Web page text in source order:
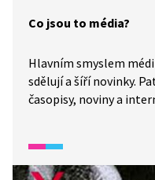
Co jsou to média?
Hlavním smyslem
sdělují a šíří novinky.
časopisy, noviny a